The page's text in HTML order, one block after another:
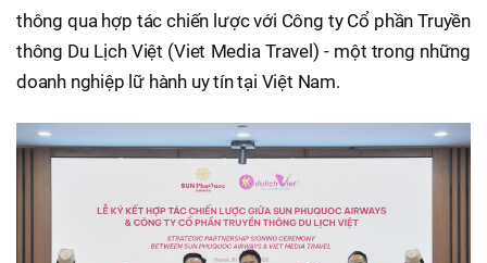
thông qua hợp tác chiến lược với Công ty Cổ phần Truyền
thông Du Lịch Việt (Viet Media Travel) - một trong những
doanh nghiệp lữ hành uy tín tại Việt Nam.